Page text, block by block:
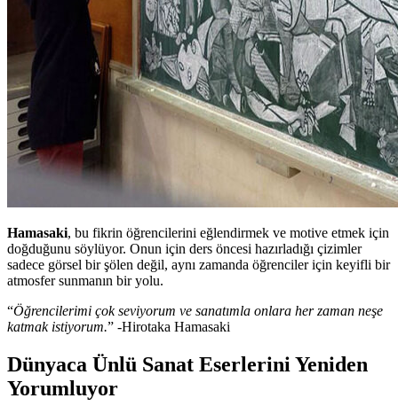
Hamasaki, bu fikrin öğrencilerini eğlendirmek ve motive etmek için
doğduğunu söylüyor. Onun için ders öncesi hazırladığı çizimler
sadece görsel bir şölen değil, aynı zamanda öğrenciler için keyifli bir
atmosfer sunmanın bir yolu.
“Öğrencilerimi çok seviyorum ve sanatımla onlara her zaman neşe
katmak istiyorum.” -Hirotaka Hamasaki
Dünyaca Ünlü Sanat Eserlerini Yeniden
Yorumluyor